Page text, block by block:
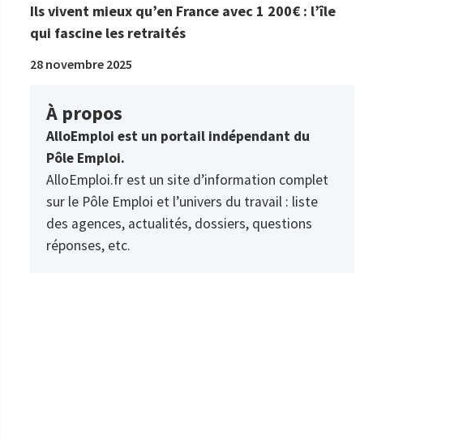
Ils vivent mieux qu’en France avec 1 200€ : l’île
qui fascine les retraités
28 novembre 2025
À propos
AlloEmploi est un portail indépendant du
Pôle Emploi.
AlloEmploi.fr est un site d’information complet
sur le Pôle Emploi et l’univers du travail : liste
des agences, actualités, dossiers, questions
réponses, etc.